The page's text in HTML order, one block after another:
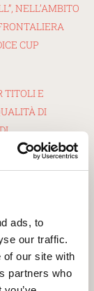
ads, to
our traffic.
of our site with
partners who
NELL’AMBITO
CUP
TITOLI E
DI
- DEL
2014-2020 -
DI UN
DEGLI